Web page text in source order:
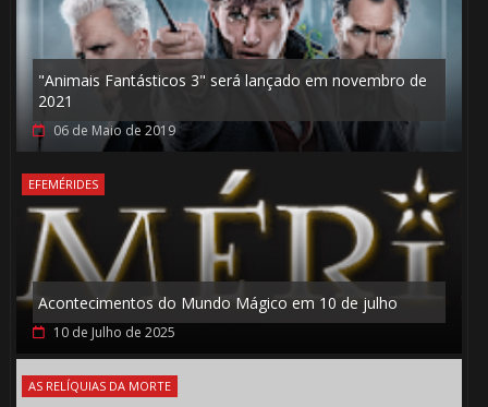
"Animais Fantásticos 3" será lançado em novembro de
2021
06 de Maio de 2019
EFEMÉRIDES
Acontecimentos do Mundo Mágico em 10 de julho
10 de Julho de 2025
AS RELÍQUIAS DA MORTE
⚡
1️⃣ 8️⃣
⚡